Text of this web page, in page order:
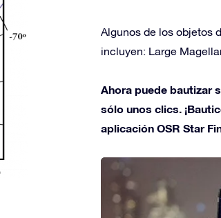
Algunos de los objetos
incluyen: Large
Ahora puede bautizar
sólo unos clics.
aplicación OSR Star